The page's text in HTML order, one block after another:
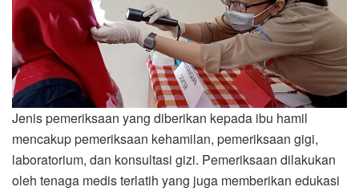
Jenis pemeriksaan yang diberikan kepada ibu hamil
mencakup pemeriksaan kehamilan, pemeriksaan gigi,
laboratorium, dan konsultasi gizi. Pemeriksaan dilakukan
oleh tenaga medis terlatih yang juga memberikan edukasi